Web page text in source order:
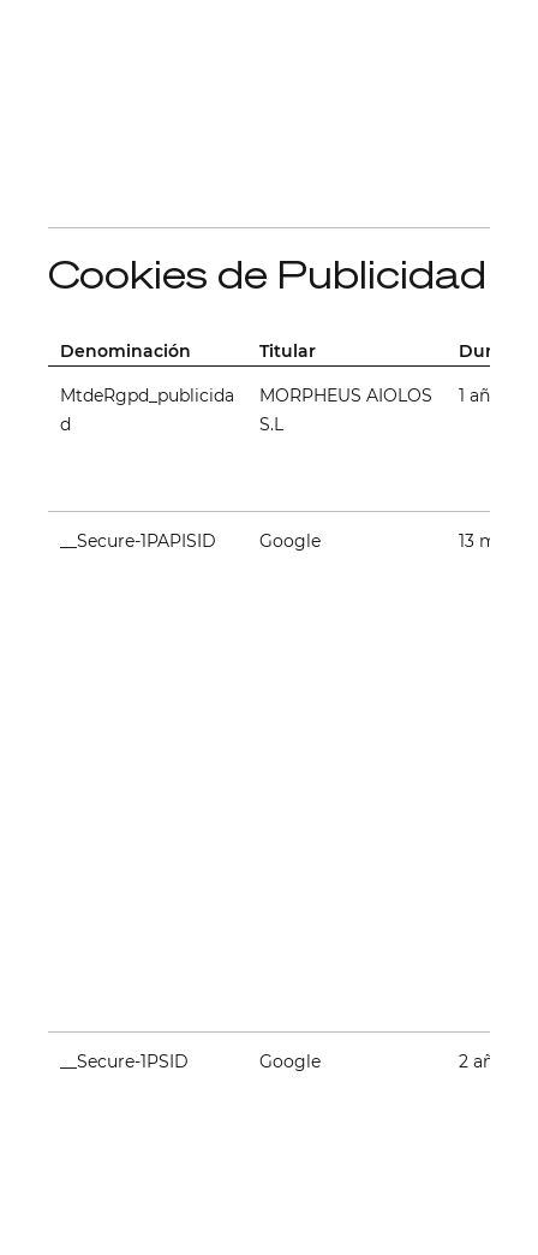
Cookies de Publicidad
Denominación Titular
MtdeRgpd_publicida
d
MORPHEUS AIOLOS
S.L
1 año
__Secure-1PAPISID Google 13 meses
__Secure-1PSID Google 2 años